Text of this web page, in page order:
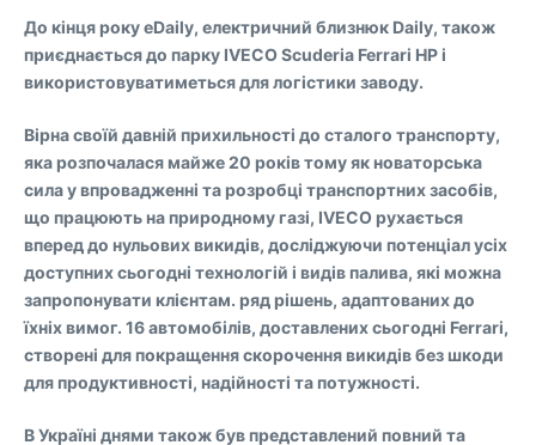
До кінця року eDaily, електричний близнюк Daily, також
приєднається до парку IVECO Scuderia Ferrari HP і
використовуватиметься для логістики заводу.
Вірна своїй давній прихильності до сталого транспорту,
яка розпочалася майже 20 років тому як новаторська
сила у впровадженні та розробці транспортних засобів,
що працюють на природному газі, IVECO рухається
вперед до нульових викидів, досліджуючи потенціал усіх
доступних сьогодні технологій і видів палива, які можна
запропонувати клієнтам. ряд рішень, адаптованих до
їхніх вимог. 16 автомобілів, доставлених сьогодні Ferrari,
створені для покращення скорочення викидів без шкоди
для продуктивності, надійності та потужності.
В Україні днями також був представлений повний та